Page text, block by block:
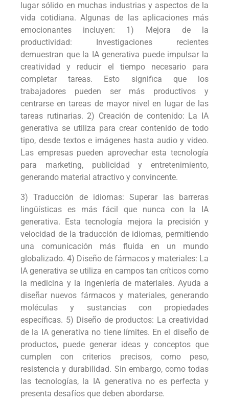
lugar sólido en muchas industrias y aspectos de la
vida cotidiana. Algunas de las aplicaciones más
emocionantes incluyen: 1) Mejora de la
productividad: Investigaciones recientes
demuestran que la IA generativa puede impulsar la
creatividad y reducir el tiempo necesario para
completar tareas. Esto significa que los
trabajadores pueden ser más productivos y
centrarse en tareas de mayor nivel en lugar de las
tareas rutinarias. 2) Creación de contenido: La IA
generativa se utiliza para crear contenido de todo
tipo, desde textos e imágenes hasta audio y video.
Las empresas pueden aprovechar esta tecnología
para marketing, publicidad y entretenimiento,
generando material atractivo y convincente.
3) Traducción de idiomas: Superar las barreras
lingüísticas es más fácil que nunca con la IA
generativa. Esta tecnología mejora la precisión y
velocidad de la traducción de idiomas, permitiendo
una comunicación más fluida en un mundo
globalizado. 4) Diseño de fármacos y materiales: La
IA generativa se utiliza en campos tan críticos como
la medicina y la ingeniería de materiales. Ayuda a
diseñar nuevos fármacos y materiales, generando
moléculas y sustancias con propiedades
específicas. 5) Diseño de productos: La creatividad
de la IA generativa no tiene límites. En el diseño de
productos, puede generar ideas y conceptos que
cumplen con criterios precisos, como peso,
resistencia y durabilidad. Sin embargo, como todas
las tecnologías, la IA generativa no es perfecta y
presenta desafíos que deben abordarse.